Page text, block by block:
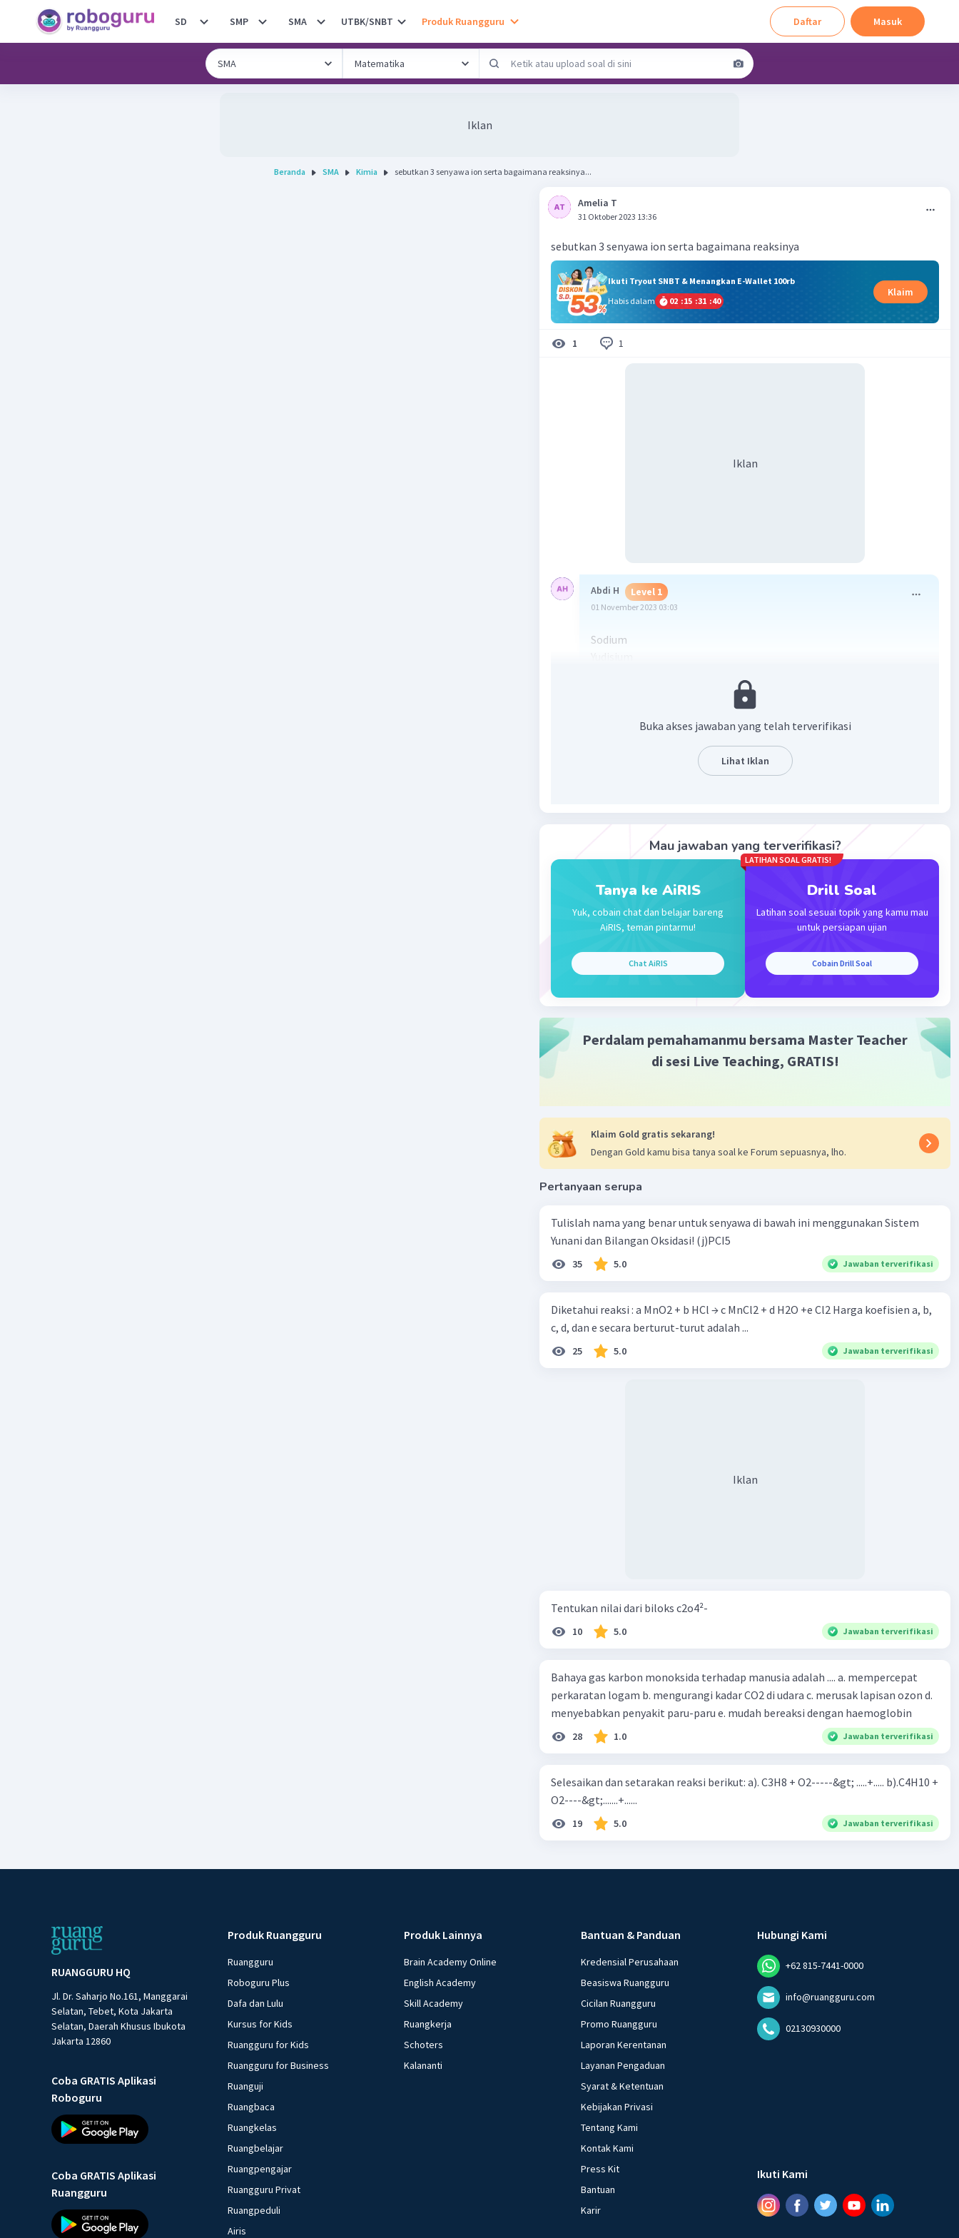
SD SMP SMA UTBK/SNBT Produk Ruangguru Daftar Masuk
Iklan
Beranda SMA Kimia sebutkan 3 senyawa ion serta bagaimana reaksinya...
Amelia T
31 Oktober 2023 13:36
sebutkan 3 senyawa ion serta bagaimana reaksinya
Ikuti Tryout SNBT & Menangkan E-Wallet 100rb
Habis dalam
02 :15 :31 :40
Klaim
1 1
Iklan
Abdi H Level 1
01 November 2023 03:03
Sodium
Balas
Buka akses jawaban yang telah terverifikasi
Lihat Iklan
Mau jawaban yang terverifikasi?
Tanya ke AiRIS
Yuk, cobain chat dan belajar bareng
AiRIS, teman pintarmu!
Chat AiRIS
LATIHAN SOAL GRATIS!
Drill Soal
Latihan soal sesuai topik yang kamu mau
untuk persiapan ujian
Cobain Drill Soal
Perdalam pemahamanmu bersama Master Teacher
di sesi Live Teaching, GRATIS!
Klaim Gold gratis sekarang!
Dengan Gold kamu bisa tanya soal ke Forum sepuasnya, lho.
Pertanyaan serupa
Tulislah nama yang benar untuk senyawa di bawah ini menggunakan Sistem
Yunani dan Bilangan Oksidasi! (j)PCI5
35 5.0 Jawaban terverifikasi
Diketahui reaksi : a MnO2 + b HCl → c MnCl2 + d H2O +e Cl2 Harga koefisien a, b,
c, d, dan e secara berturut-turut adalah ...
25 5.0 Jawaban terverifikasi
Iklan
Tentukan nilai dari biloks c2o4²-
10 5.0 Jawaban terverifikasi
Bahaya gas karbon monoksida terhadap manusia adalah .... a. mempercepat
perkaratan logam b. mengurangi kadar CO2 di udara c. merusak lapisan ozon d.
menyebabkan penyakit paru-paru e. mudah bereaksi dengan haemoglobin
28 1.0 Jawaban terverifikasi
Selesaikan dan setarakan reaksi berikut: a). C3H8 + O2-----&gt; .....+..... b).C4H10 +
O2----&gt;.......+......
19 5.0 Jawaban terverifikasi
RUANGGURU HQ
Jl. Dr. Saharjo No.161, Manggarai
Selatan, Tebet, Kota Jakarta
Selatan, Daerah Khusus Ibukota
Jakarta 12860
Coba GRATIS Aplikasi
Roboguru
Coba GRATIS Aplikasi
Ruangguru
Produk Ruangguru
Ruangguru
Roboguru Plus
Dafa dan Lulu
Kursus for Kids
Ruangguru for Kids
Ruangguru for Business
Ruanguji
Ruangbaca
Ruangkelas
Ruangbelajar
Ruangpengajar
Ruangguru Privat
Ruangpeduli
Airis
Produk Lainnya
Brain Academy Online
English Academy
Skill Academy
Ruangkerja
Schoters
Kalananti
Bantuan & Panduan
Kredensial Perusahaan
Beasiswa Ruangguru
Cicilan Ruangguru
Promo Ruangguru
Laporan Kerentanan
Layanan Pengaduan
Syarat & Ketentuan
Kebijakan Privasi
Tentang Kami
Kontak Kami
Press Kit
Bantuan
Karir
Hubungi Kami
+62 815-7441-0000
info@ruangguru.com
02130930000
Ikuti Kami